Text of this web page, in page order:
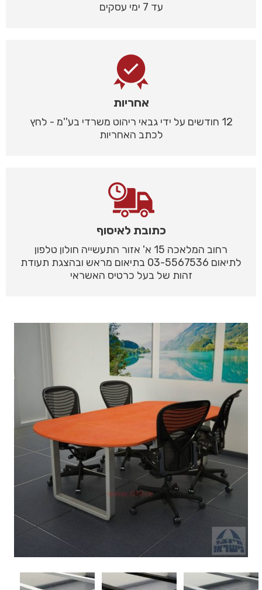
עד 7 ימי עסקים
אחריות
12 חודשים על ידי גבאי ריהוט משרדי בע''מ - לחץ
לכתב האחריות
כתובת לאיסוף
רחוב המלאכה 15 א' אזור התעשייה חולון טלפון
לתיאום 03-5567536 בתיאום מראש ובהצגת תעודת
זהות של בעל כרטיס האשראי